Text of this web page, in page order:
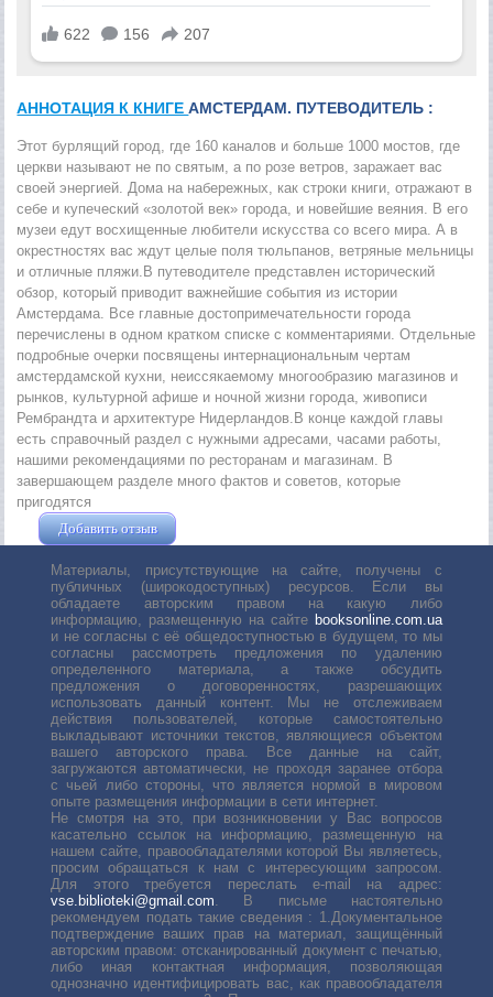
АННОТАЦИЯ К КНИГЕАМСТЕРДАМ. ПУТЕВОДИТЕЛЬ :
Этот бурлящий город, где 160 каналов и больше 1000 мостов, где
церкви называют не по святым, а по розе ветров, заражает вас
своей энергией. Дома на набережных, как строки книги, отражают в
себе и купеческий «золотой век» города, и новейшие веяния. В его
музеи едут восхищенные любители искусства со всего мира. А в
окрестностях вас ждут целые поля тюльпанов, ветряные мельницы
и отличные пляжи.В путеводителе представлен исторический
обзор, который приводит важнейшие события из истории
Амстердама. Все главные достопримечательности города
перечислены в одном кратком списке с комментариями. Отдельные
подробные очерки посвящены интернациональным чертам
амстердамской кухни, неиссякаемому многообразию магазинов и
рынков, культурной афише и ночной жизни города, живописи
Рембрандта и архитектуре Нидерландов.В конце каждой главы
есть справочный раздел с нужными адресами, часами работы,
нашими рекомендациями по ресторанам и магазинам. В
завершающем разделе много фактов и советов, которые
пригодятся
Добавить отзыв
Материалы, присутствующие на сайте, получены с
публичных (широкодоступных) ресурсов. Если вы
обладаете авторским правом на какую либо
информацию, размещенную на сайте booksonline.com.ua
и не согласны с её общедоступностью в будущем, то мы
согласны рассмотреть предложения по удалению
определенного материала, а также обсудить
предложения о договоренностях, разрешающих
использовать данный контент. Мы не отслеживаем
действия пользователей, которые самостоятельно
выкладывают источники текстов, являющиеся объектом
вашего авторского права. Все данные на сайт,
загружаются автоматически, не проходя заранее отбора
с чьей либо стороны, что является нормой в мировом
опыте размещения информации в сети интернет.
Не смотря на это, при возникновении у Вас вопросов
касательно ссылок на информацию, размещенную на
нашем сайте, правообладателями которой Вы являетесь,
просим обращаться к нам с интересующим запросом.
Для этого требуется переслать е-mail на адрес:
vse.biblioteki@gmail.com . В письме настоятельно
рекомендуем подать такие сведения : 1.Документальное
подтверждение ваших прав на материал, защищённый
авторским правом: отсканированный документ с печатью,
либо иная контактная информация, позволяющая
однозначно идентифицировать вас, как правообладателя